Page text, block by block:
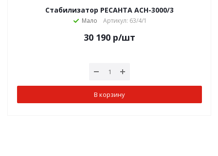
Стабилизатор РЕСАНТА АСН-3000/3
Мало Артикул: 63/4/1
30 190 р/шт
В корзину